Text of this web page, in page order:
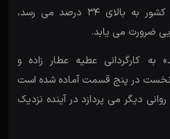
گفته رئیس سازمان بهزیستی کشور به بالای 34 درصد می رسد،
ضرورت می یابد.
کارگردانی عطیه عطار زاده و
نخست در پنج قسمت آماده شده است
دیگر می پردازد در آینده نزدیک